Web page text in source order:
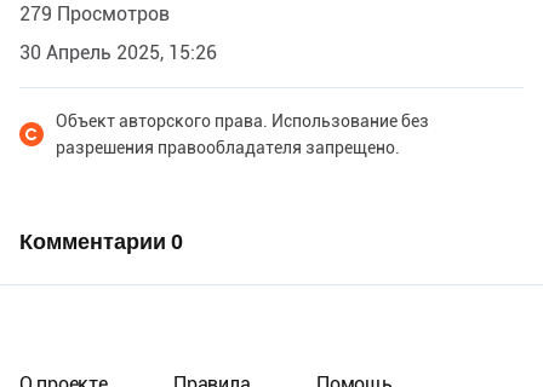
279 Просмотров
30 Апрель 2025, 15:26
Объект авторского права. Использование без
разрешения правообладателя запрещено.
Комментарии 0